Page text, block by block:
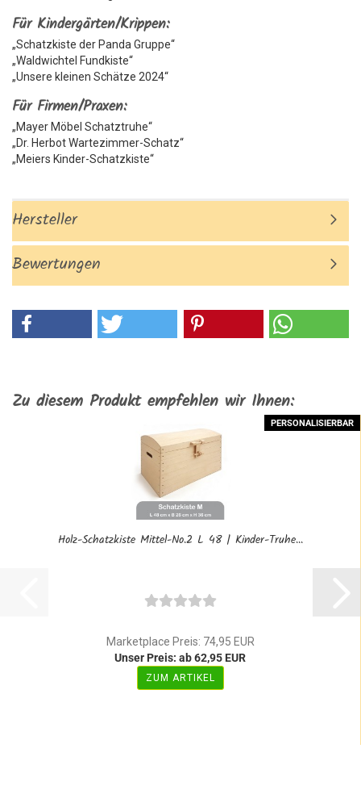
Für Kindergärten/Krippen:
„Schatzkiste der Panda Gruppe“
„Waldwichtel Fundkiste“
„Unsere kleinen Schätze 2024“
Für Firmen/Praxen:
„Mayer Möbel Schatztruhe“
„Dr. Herbot Wartezimmer-Schatz“
„Meiers Kinder-Schatzkiste“
Hersteller
Bewertungen
Zu diesem Produkt empfehlen wir Ihnen:
PERSONALISIERBAR
Holz-Schatzkiste Mittel-No.2 L 48 | Kinder-Truhe...
Marketplace Preis: 74,95 EUR
Unser Preis: ab 62,95 EUR
ZUM ARTIKEL